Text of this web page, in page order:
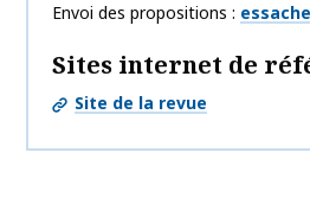
Envoi des propositions
Sites internet de
Site de la revue